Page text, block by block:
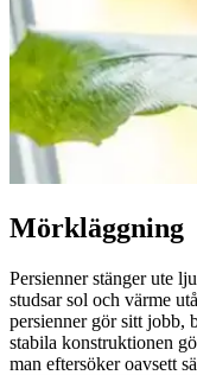
Mörkläggning
Persienner stänger ute
studsar sol och värme
persienner gör sitt jobb,
stabila konstruktionen
man eftersöker oavsett